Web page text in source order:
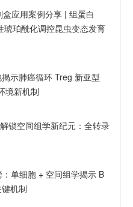
应用案例分享 | 组蛋白
珀酰化调控昆虫变态发育
示肺癌循环 Treg 新亚型
境新机制
锁空间组学新纪元：全转录
单细胞 + 空间组学揭示 B
机制